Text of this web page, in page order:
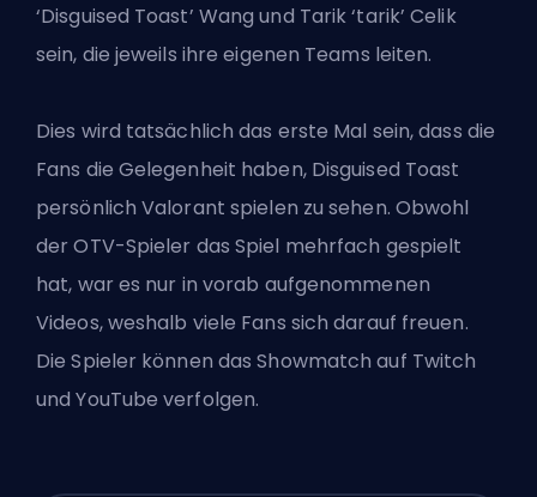
‘Disguised Toast’ Wang und Tarik ‘tarik’ Celik
sein, die jeweils ihre eigenen Teams leiten.
Dies wird tatsächlich das erste Mal sein, dass die
Fans die Gelegenheit haben, Disguised Toast
persönlich Valorant spielen zu sehen. Obwohl
der OTV-Spieler das Spiel mehrfach gespielt
hat, war es nur in vorab aufgenommenen
Videos, weshalb viele Fans sich darauf freuen.
Die Spieler können das Showmatch auf Twitch
und YouTube verfolgen.